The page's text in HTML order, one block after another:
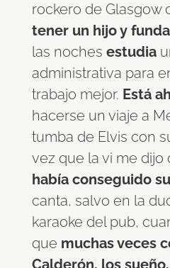
rockero de Glasgow
tener un hijo y
las noches estudia
administrativa para
trabajo mejor. Está
hacerse un viaje a
tumba de Elvis con
vez que la vi me dijo
había conseguido
canta, salvo en la
karaoke del pub,
que muchas veces